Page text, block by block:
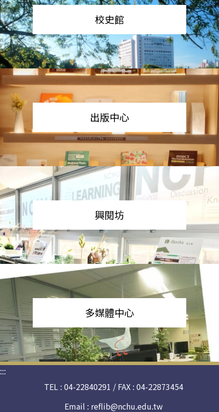
校史館
出版中心
興閱坊
多媒體中心
:::
TEL : 04-22840291 / FAX : 04-22873454
Email : reflib@nchu.edu.tw